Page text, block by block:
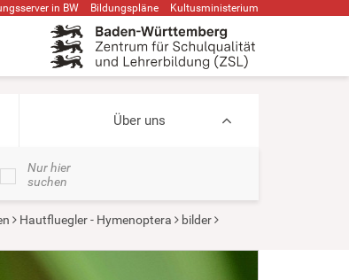
in BW Bildungspläne Kultusministerium
Über uns
Nur hier
suchen
Hautfluegler - Hymenoptera
bilder